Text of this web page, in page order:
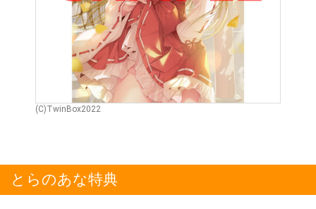
(C)TwinBox2022
とらのあな特典